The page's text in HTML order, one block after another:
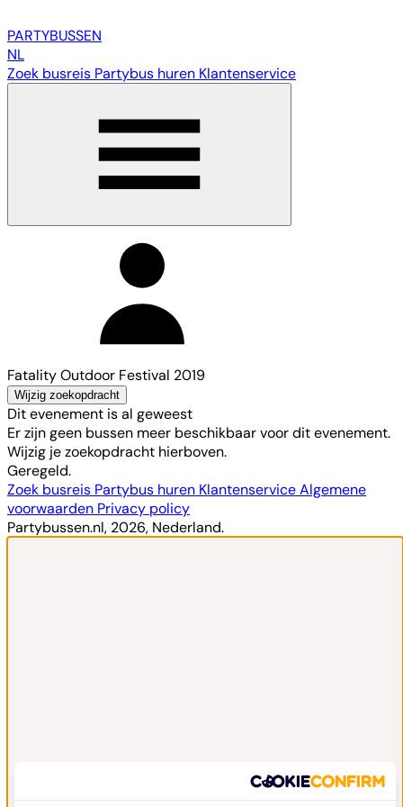
PARTYBUSSEN
NL
Zoek busreis Partybus huren Klantenservice
Fatality Outdoor Festival 2019
Wijzig zoekopdracht
Dit evenement is al geweest
Er zijn geen bussen meer beschikbaar voor dit evenement.
Wijzig je zoekopdracht hierboven.
Geregeld.
Zoek busreis Partybus huren KlantenserviceAlgemene
voorwaarden Privacy policy
Partybussen.nl, 2026, Nederland.